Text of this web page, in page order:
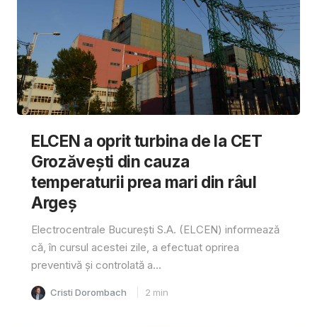
ELCEN a oprit turbina de la CET
Grozăvești din cauza
temperaturii prea mari din râul
Argeș
Electrocentrale București S.A. (ELCEN) informează
că, în cursul acestei zile, a efectuat oprirea
preventivă și controlată a...
Cristi Dorombach 2 min